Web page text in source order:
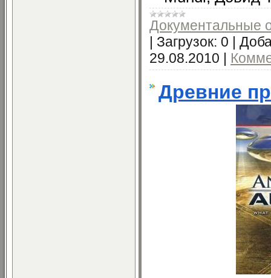
Документальные
Загрузок: 0
29.08.2010
Древние